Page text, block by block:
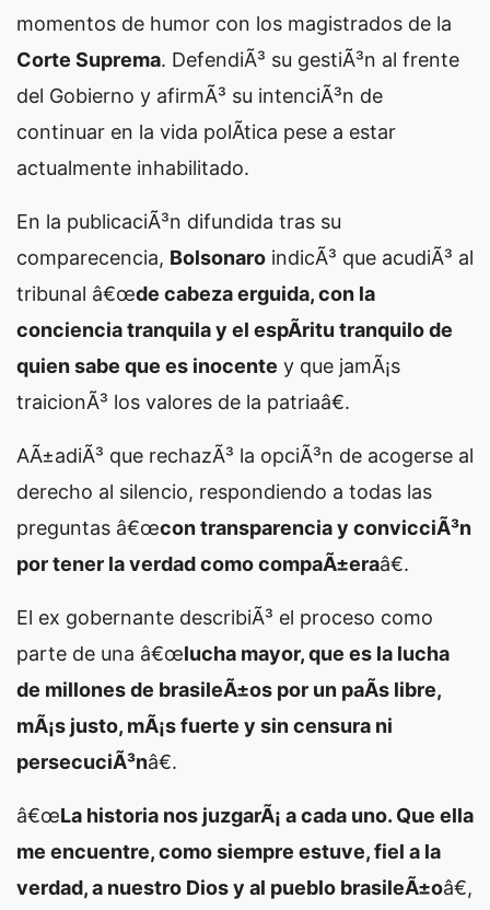
momentos de humor con los magistrados de la
Corte Suprema. DefendiÃ³ su gestiÃ³n al frente
del Gobierno y afirmÃ³ su intenciÃ³n de
continuar en la vida polÃ­tica pese a estar
actualmente inhabilitado.
En la publicaciÃ³n difundida tras su
comparecencia, Bolsonaro indicÃ³ que acudiÃ³ al
tribunal â€œde cabeza erguida, con la
conciencia tranquila y el espÃ­ritu tranquilo de
quien sabe que es inocente y que jamÃ¡s
traicionÃ³ los valores de la patriaâ€.
AÃ±adiÃ³ que rechazÃ³ la opciÃ³n de acogerse al
derecho al silencio, respondiendo a todas las
preguntas â€œcon transparencia y convicciÃ³n
por tener la verdad como compaÃ±eraâ€.
El ex gobernante describiÃ³ el proceso como
parte de una â€œlucha mayor, que es la lucha
de millones de brasileÃ±os por un paÃ­s libre,
mÃ¡s justo, mÃ¡s fuerte y sin censura ni
persecuciÃ³nâ€.
â€œLa historia nos juzgarÃ¡ a cada uno. Que ella
me encuentre, como siempre estuve, fiel a la
verdad, a nuestro Dios y al pueblo brasileÃ±oâ€,